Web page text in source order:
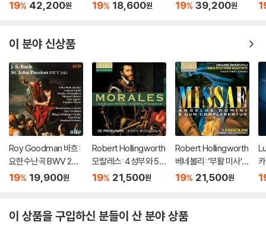
19% 42,200원 19% 18,600원 19% 39,200원
이 분야 신상품
Roy Goodman 바흐:
요한수난곡 BWV 245
(Bach: St. John Pass
19% 19,900원
Robert Hollingworth
모랄레스: 4성부와 5
성부 미사 ‘무장한 사
Masses)
19% 21,500원
Robert Hollingworth
베네볼리: ‘부활 미사’,
‘성령강림 미사’ (Bene
plerentur)
19% 21,500원
‘
이 상품을 구입하신 분들이 산 분야 상품